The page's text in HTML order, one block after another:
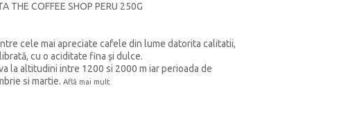
THE COFFEE SHOP PERU 250G
cele mai apreciate cafele din lume datorita calitatii,
cu o aciditate fina și dulce.
la altitudini intre 1200 si 2000 m iar perioada de
si martie. Află mai mult